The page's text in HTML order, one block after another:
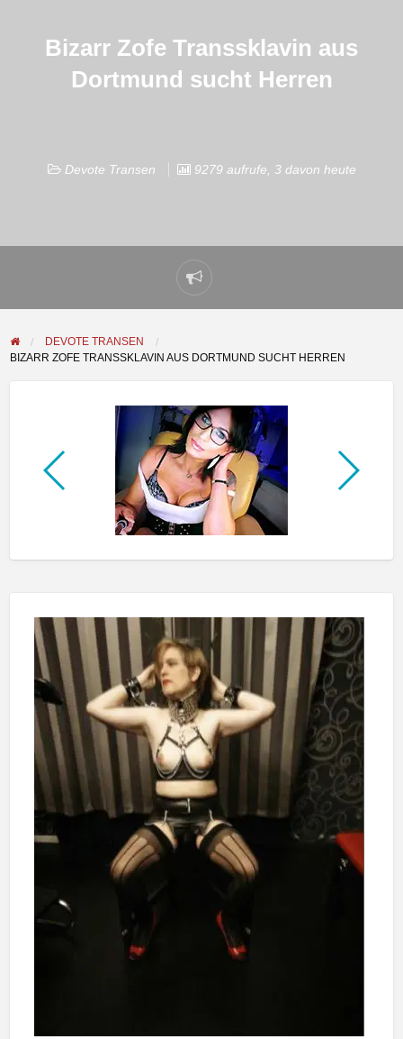
Bizarr Zofe Transsklavin aus
Dortmund sucht Herren
Devote Transen 9279 aufrufe, 3 davon heute
Problem
melden
DEVOTE TRANSEN
BIZARR ZOFE TRANSSKLAVIN AUS DORTMUND SUCHT HERREN